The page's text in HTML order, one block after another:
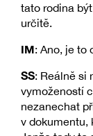
tato rodina
určitě.
IM: Ano, je to
SS: Reálně si
vymožeností
nezanechat
v dokumentu,